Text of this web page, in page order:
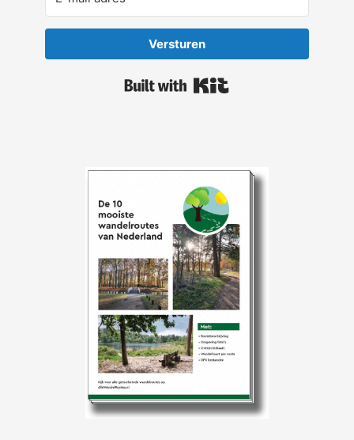
Versturen